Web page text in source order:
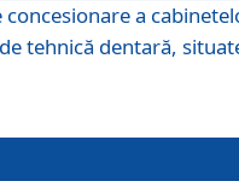
a
tehnică dentară,